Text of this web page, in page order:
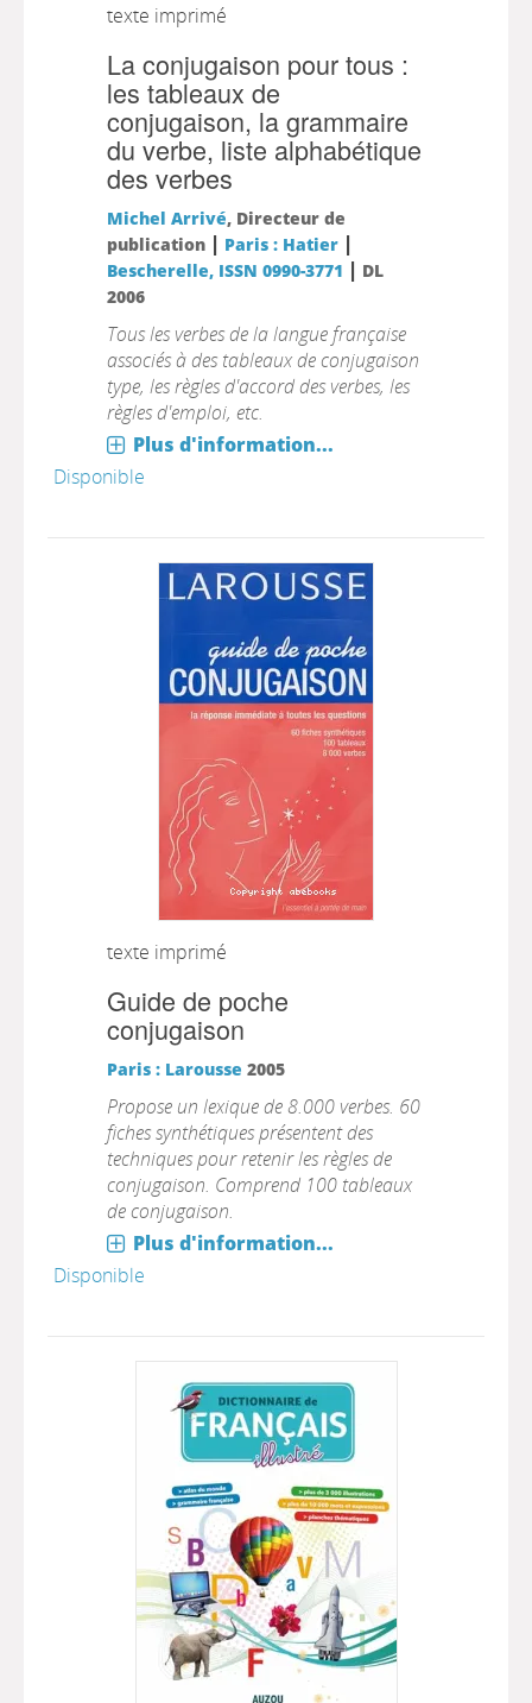
texte imprimé
La conjugaison pour tous :
les tableaux de
conjugaison, la grammaire
du verbe, liste alphabétique
des verbes
Michel Arrivé, Directeur de
publication | Paris : Hatier|
Bescherelle, ISSN 0990-3771 | DL
2006
Tous les verbes de la langue française
associés à des tableaux de conjugaison
type, les règles d'accord des verbes, les
règles d'emploi, etc.
Plus d'information...
Disponible
texte imprimé
Guide de poche
conjugaison
Paris : Larousse 2005
Propose un lexique de 8.000 verbes. 60
fiches synthétiques présentent des
techniques pour retenir les règles de
conjugaison. Comprend 100 tableaux
de conjugaison.
Plus d'information...
Disponible